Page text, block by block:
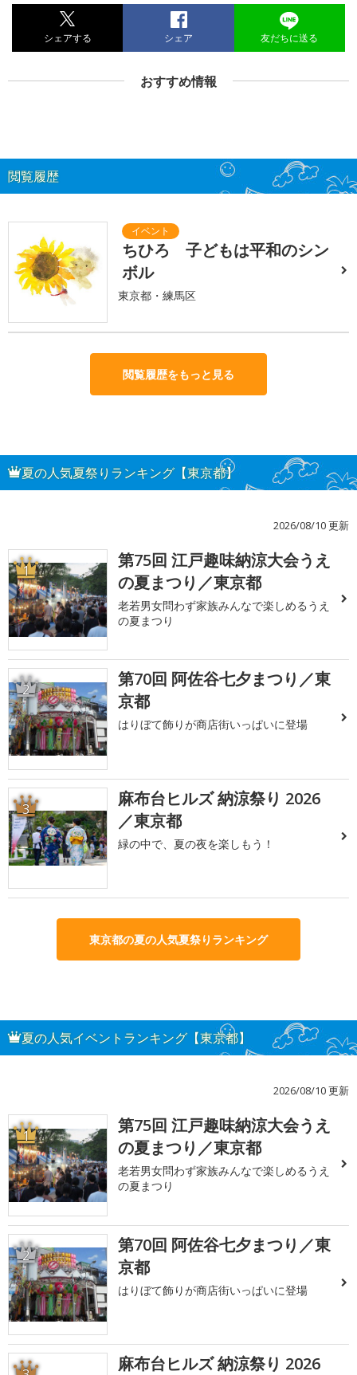
シェアする シェア 友だちに送る
おすすめ情報
閲覧履歴
ちひろ 子どもは平和のシン
ボル
東京都・練馬区
閲覧履歴をもっと見る
夏の人気夏祭りランキング【東京都】
2026/08/10 更新
1
第75回 江戸趣味納涼大会うえ
の夏まつり／東京都
老若男女問わず家族みんなで楽しめるうえ
の夏まつり
2
第70回 阿佐谷七夕まつり／東
京都
はりぼて飾りが商店街いっぱいに登場
3
麻布台ヒルズ 納涼祭り 2026
／東京都
緑の中で、夏の夜を楽しもう！
東京都の夏の人気夏祭りランキング
夏の人気イベントランキング【東京都】
2026/08/10 更新
1
第75回 江戸趣味納涼大会うえ
の夏まつり／東京都
老若男女問わず家族みんなで楽しめるうえ
の夏まつり
2
第70回 阿佐谷七夕まつり／東
京都
はりぼて飾りが商店街いっぱいに登場
麻布台ヒルズ 納涼祭り 2026